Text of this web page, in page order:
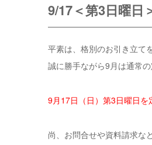
9/17＜第3日曜日
平素は、格別のお引き立て
誠に勝手ながら9月は通常の
9月17日（日）第3日曜日を
尚、お問合せや資料請求な